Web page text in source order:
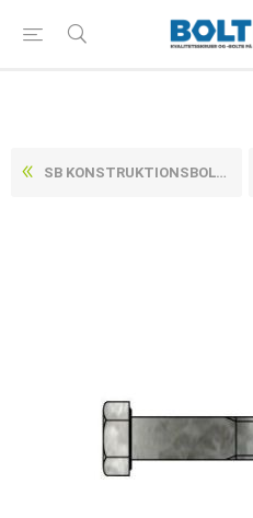
SB KONSTRUKTIONSBOLT CE M/MØTRIK DIN 7990 VARMFORZINKET STÅL KL. 4.8 M24X75 (25 STK)